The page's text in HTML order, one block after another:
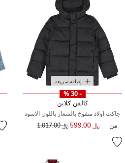
إضافة سريعة
- 30 %
كالفن كلاين
جاكت اولاد منفوخ بالشعار باللون الاسود
من ﷼ 599.00 سعر مخفض من﷼ 1,017.00